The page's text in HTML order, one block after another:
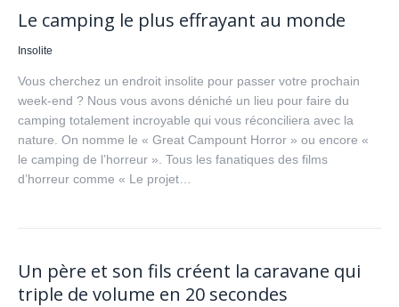
Le camping le plus effrayant au monde
Insolite
Vous cherchez un endroit insolite pour passer votre prochain
week-end ? Nous vous avons déniché un lieu pour faire du
camping totalement incroyable qui vous réconciliera avec la
nature. On nomme le « Great Campount Horror » ou encore «
le camping de l’horreur ». Tous les fanatiques des films
d’horreur comme « Le projet…
Un père et son fils créent la caravane qui
triple de volume en 20 secondes